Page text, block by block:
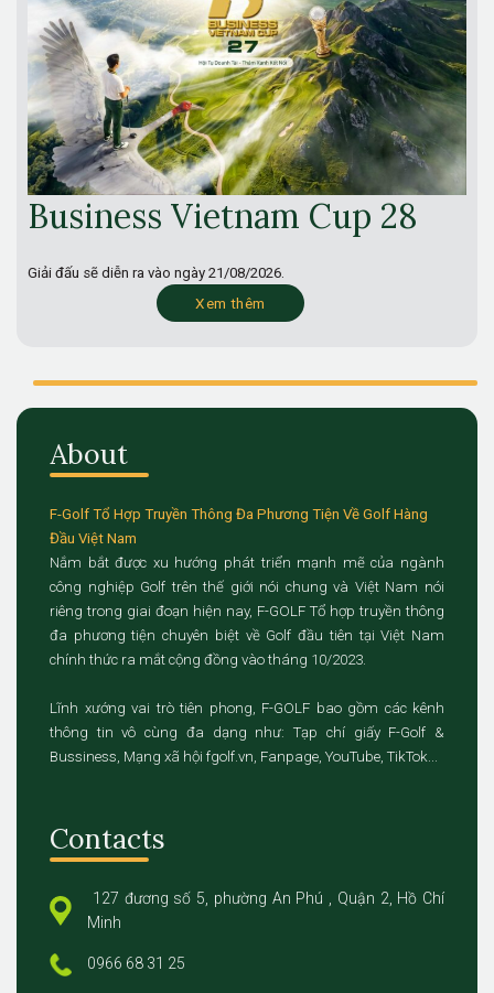
Business Vietnam Cup 28
Giải đấu sẽ diễn ra vào ngày 21/08/2026.
Xem thêm
About
F-Golf Tổ Hợp Truyền Thông Đa Phương Tiện Về Golf Hàng
Đầu Việt Nam
Nắm bắt được xu hướng phát triển mạnh mẽ của ngành
công nghiệp Golf trên thế giới nói chung và Việt Nam nói
riêng trong giai đoạn hiện nay, F-GOLF Tổ hợp truyền thông
đa phương tiện chuyên biệt về Golf đầu tiên tại Việt Nam
chính thức ra mắt cộng đồng vào tháng 10/2023.
Lĩnh xướng vai trò tiên phong, F-GOLF bao gồm các kênh
thông tin vô cùng đa dạng như: Tạp chí giấy F-Golf &
Bussiness, Mạng xã hội fgolf.vn, Fanpage, YouTube, TikTok...
Contacts
127 đương số 5, phường An Phú , Quận 2, Hồ Chí
Minh
0966 68 31 25